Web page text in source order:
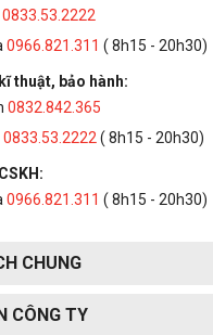
0833.53.2222
0966.821.311 ( 8h15 - 20h30)
thuật, bảo hành:
0832.842.365
0833.53.2222 ( 8h15 - 20h30)
0966.821.311 ( 8h15 - 20h30)
CHUNG
CÔNG TY